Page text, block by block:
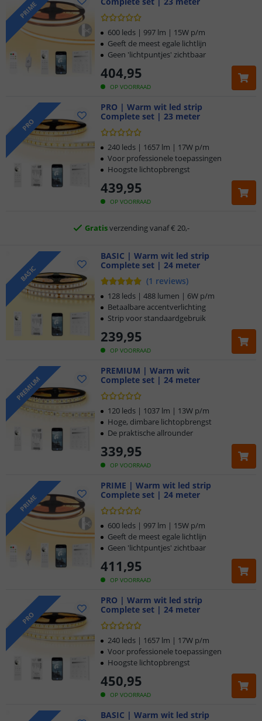
PRIME
OP VOORRAAD
404,95
600 leds | 997 lm | 15W p/m
Geeft de meest egale lichtlijn
Geen 'lichtpuntjes' zichtbaar
PRO
PRO | Warm wit led strip
Complete set | 23 meter
OP VOORRAAD
439,95
240 leds | 1657 lm | 17W p/m
Voor professionele toepassingen
Hoogste lichtopbrengst
Klantbeoordeling 9.1
Voor 23:45 uur besteld,morgen in huis
5 jaar garantie
Gratis verzending vanaf € 20,-
Klantbeoordeling 9.1
Voor 23:45 uur besteld,morgen in huis
BASIC
BASIC | Warm wit led strip
Complete set | 24 meter
(1 reviews)
OP VOORRAAD
239,95
128 leds | 488 lumen | 6W p/m
Betaalbare accentverlichting
Strip voor standaardgebruik
PREMIUM
PREMIUM | Warm wit
Complete set | 24 meter
OP VOORRAAD
339,95
120 leds | 1037 lm | 13W p/m
Hoge, dimbare lichtopbrengst
De praktische allrounder
PRIME
PRIME | Warm wit led strip
Complete set | 24 meter
OP VOORRAAD
411,95
600 leds | 997 lm | 15W p/m
Geeft de meest egale lichtlijn
Geen 'lichtpuntjes' zichtbaar
PRO
PRO | Warm wit led strip
Complete set | 24 meter
OP VOORRAAD
450,95
240 leds | 1657 lm | 17W p/m
Voor professionele toepassingen
Hoogste lichtopbrengst
BASIC | Warm wit led strip